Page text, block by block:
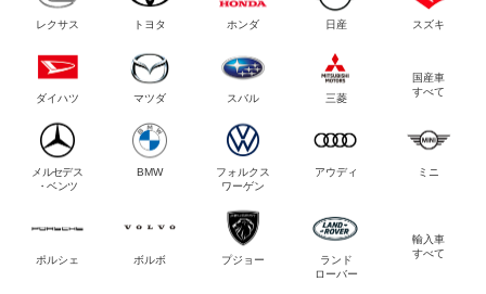
レクサス トヨタ ホンダ 日産 スズキ
ダイハツ マツダ スバル 三菱
国産車
すべて
メルセデス
・ベンツ
BMW
フォルクス
ワーゲン
アウディ ミニ
ポルシェ ボルボ プジョー
ランド
ローバー
輸入車
すべて